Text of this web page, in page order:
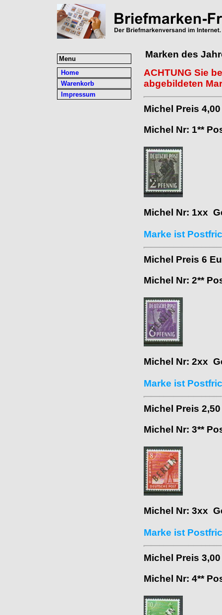
Marken des
ACHTUNG Sie
abgebildeten
Michel Preis
Michel Nr: 1**
Michel Nr: 1xx
Marke ist
Michel Preis 6
Michel Nr: 2**
Michel Nr: 2xx
Marke ist
Michel Preis
Michel Nr: 3**
Michel Nr: 3xx
Marke ist
Michel Preis
Michel Nr: 4**
Menu
Home
Warenkorb
Impressum